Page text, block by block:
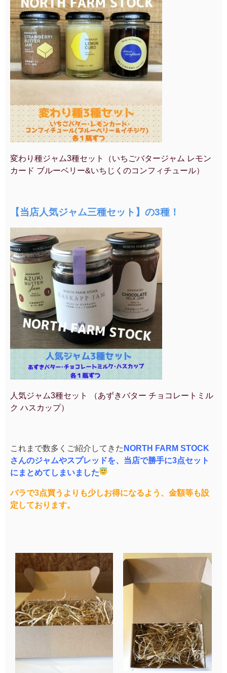
変わり種ジャム3種セット（いちごバタージャム レモン
カード ブルーベリー&いちじくのコンフィチュール）
【当店人気ジャム三種セット】の3種！
人気ジャム3種セット （あずきバター チョコレートミル
ク ハスカップ）
これまで数多くご紹介してきた NORTH FARM STOCK
さんのジャムやスプレッドを、 当店で勝手に3点セット
にまとめてしまいました
バラで3点買うよりも少しお得になるよう、 金額等も設
定しております。